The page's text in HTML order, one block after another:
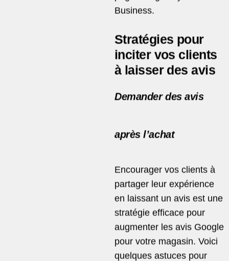
Business.
Stratégies pour
inciter vos clients
à laisser des avis
Demander des avis
après l’achat
Encourager vos clients à
partager leur expérience
en laissant un avis est une
stratégie efficace pour
augmenter les avis Google
pour votre magasin. Voici
quelques astuces pour